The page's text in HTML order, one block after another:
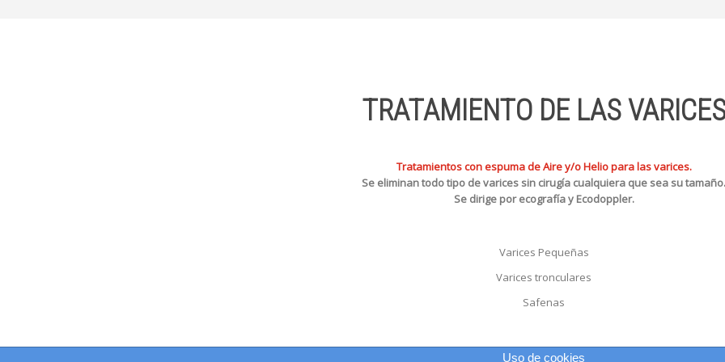
TRATAMIENTO DE LAS
Tratamientos con espuma de Aire y/o Helio para las varices.
Se eliminan todo tipo de varices sin cirugía cualquiera que sea su tamaño.
Se dirige por ecografía y Ecodoppler.
Varices Pequeñas
Varices tronculares
Safenas
Uso de cookies